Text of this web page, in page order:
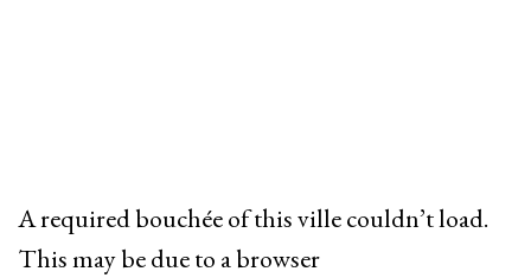
A required bouchée of this ville couldn’t load.
This may be due to a browser